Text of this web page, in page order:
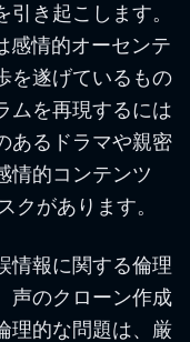
き起こします。
感情的オーセンテ
を遂げているもの
ムを再現するには
あるドラマや親密
情的コンテンツ
クがあります。
情報に関する倫理
声のクローン作成
理的な問題は、厳